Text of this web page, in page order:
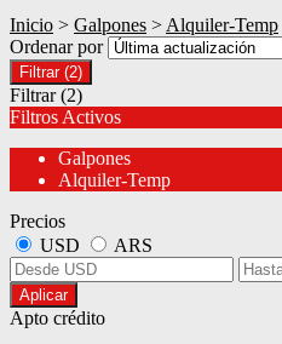
Inicio > Galpones >Alquiler-Temp
Ordenar por
Filtrar (2)
Filtrar (2)
Filtros Activos
Galpones
Alquiler-Temp
Precios
USD
ARS
Aplicar
Apto crédito